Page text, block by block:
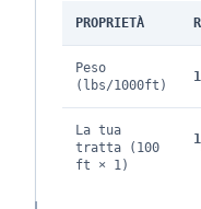
PROPRIETÀ
Peso
(lbs/1000ft)
La tua
tratta (100
ft × 1)